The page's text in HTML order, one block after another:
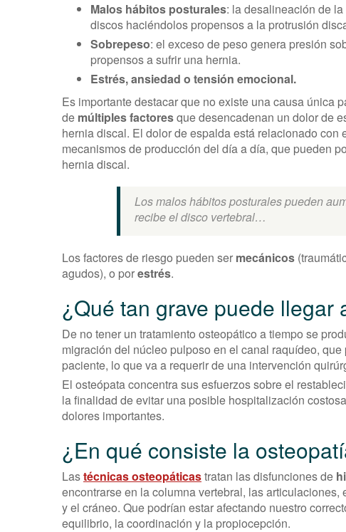
Malos hábitos posturales: la desalineación de
discos haciéndolos propensos a la protrusión
Sobrepeso: el exceso de peso genera presión
propensos a sufrir una hernia.
Estrés, ansiedad o tensión emocional.
Es importante destacar que no existe una causa única
de múltiples factoresque desencadenan un dolor de
hernia discal. El dolor de espalda está relacionado
mecanismos de producción del día a día, que pueden
hernia discal.
Los malos hábitos posturales pueden
recibe el disco vertebral…
Los factores de riesgo pueden ser mecánicos
agudos), o porestrés.
¿Qué tan grave puede llegar
De no tener un tratamiento osteopático a tiempo se
migración del núcleo pulposo en el canal raquídeo,
paciente, lo que va a requerir de una intervención
El osteópata concentra sus esfuerzos sobre el
la finalidad de evitar una posible hospitalización
dolores importantes.
¿En qué consiste la
Lastécnicas osteopáticastratan las disfunciones de
encontrarse en la columna vertebral, las
y el cráneo. Que podrían estar afectando nuestro
equilibrio, la coordinación y la propiocepción.